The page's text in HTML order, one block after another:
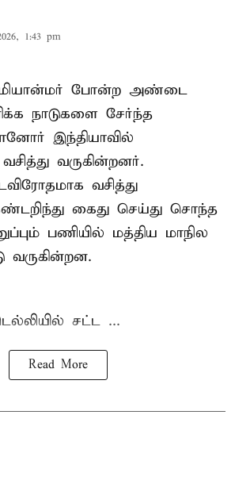
1:43 pm
போன்ற அண்டை
நாடுகளை சேர்ந்த
இந்தியாவில்
வருகின்றனர்.
வசித்து
கைது செய்து சொந்த
பணியில் மத்திய மாநில
வருகின்றன.
சட்ட ...
Read More